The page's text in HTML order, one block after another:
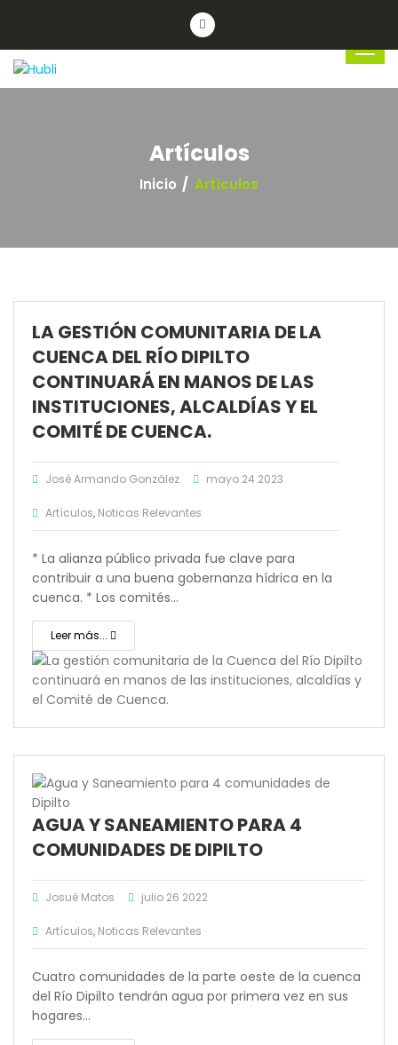
Artículos
Inicio Artículos
LA GESTIÓN COMUNITARIA DE LA
CUENCA DEL RÍO DIPILTO
CONTINUARÁ EN MANOS DE LAS
INSTITUCIONES, ALCALDÍAS Y EL
COMITÉ DE CUENCA.
José Armando González mayo 24 2023
Artículos, Noticas Relevantes
* La alianza público privada fue clave para
contribuir a una buena gobernanza hídrica en la
cuenca. * Los comités…
Leer más...
AGUA Y SANEAMIENTO PARA 4
COMUNIDADES DE DIPILTO
Josué Matos julio 26 2022
Artículos, Noticas Relevantes
Cuatro comunidades de la parte oeste de la cuenca
del Río Dipilto tendrán agua por primera vez en sus
hogares…